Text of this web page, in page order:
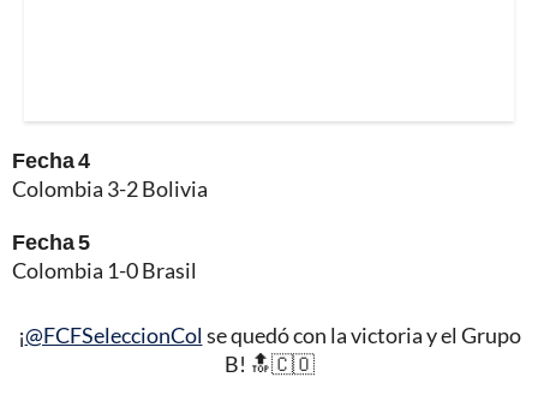
Fecha 4
Colombia 3-2 Bolivia
Fecha 5
Colombia 1-0 Brasil
¡@FCFSeleccionColse quedó con la victoria y el Grupo
B! 🔝🇨🇴